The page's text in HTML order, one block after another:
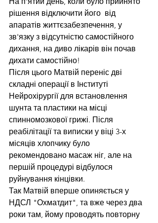
рішення відключити його  від
апаратів життєзабезпечення, у
зв'язку з відсутністю самостійного
дихання, на диво лікарів він почав
дихати самостійно!
Після цього Матвій переніс дві
складні операції в Інституті
Нейрохірургії для встановлення
шунта та пластики на місці
спинномозкової грижі. Після
реабілітації та виписки у віці 3-х
місяців хлопчику було
рекомендовано масаж ніг, але на
першій процедурі відбулося
руйнування кінцівки.
Так Матвій вперше опиняється у
НДСЛ "Охматдит", та вже через два
роки там, йому проводять повторну